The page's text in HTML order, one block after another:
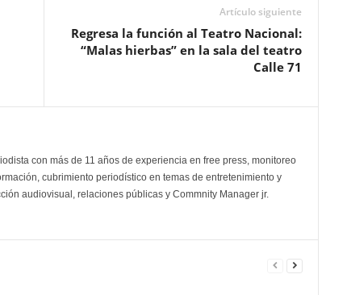
Artículo siguiente
Regresa la función al Teatro Nacional:
“Malas hierbas” en la sala del teatro
Calle 71
con más de 11 años de experiencia en free press, monitoreo
cubrimiento periodístico en temas de entretenimiento y
audiovisual, relaciones públicas y Commnity Manager jr.